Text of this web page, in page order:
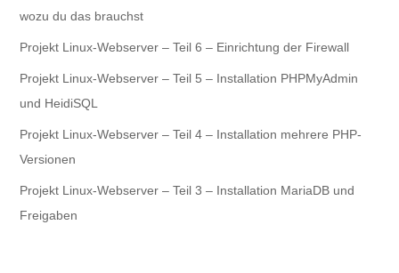
wozu du das brauchst
Projekt Linux-Webserver – Teil 6 – Einrichtung der Firewall
Projekt Linux-Webserver – Teil 5 – Installation PHPMyAdmin
und HeidiSQL
Projekt Linux-Webserver – Teil 4 – Installation mehrere PHP-
Versionen
Projekt Linux-Webserver – Teil 3 – Installation MariaDB und
Freigaben